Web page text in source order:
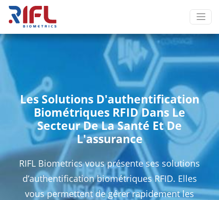
Les Solutions D'authentification
Biométriques RFID Dans Le
Secteur De La Santé Et De
L'assurance
RIFL Biometrics vous présente ses solutions
d’authentification biométriques RFID. Elles
vous permettent de gérer rapidement les